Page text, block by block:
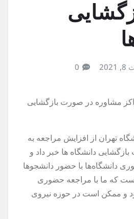
0
تهران از افزایش مراجعه به
دانشگاه ها خبر داد و
دانشگاه‌ها با حضور دانشجوها
که ما با مراجعه حضوری
و ممکن است در حوزه نیروی